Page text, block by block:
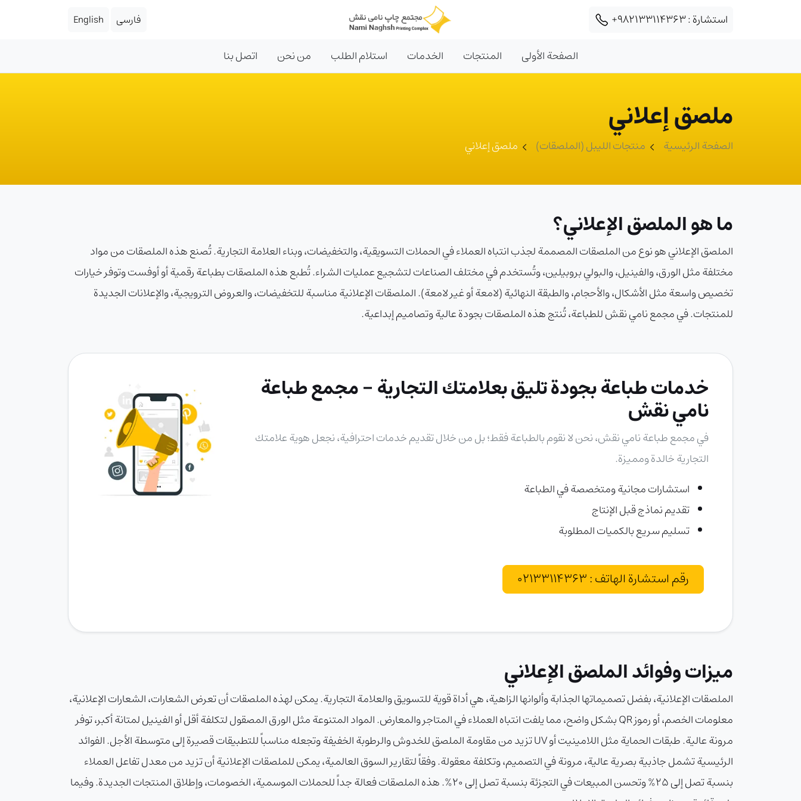
استشارة :+982133114363 فارسی English
الصفحة الأولى المنتجات الخدمات استلام الطلب من نحن اتصل بنا
ملصق إعلاني
الصفحة الرئيسية منتجات الليبل (الملصقات) ملصق إعلاني
ما هو الملصق الإعلاني؟
الملصق الإعلاني هو نوع من الملصقات المصممة لجذب انتباه العملاء في الحملات التسويقية، والتخفيضات، وبناء العلامة التجارية. تُصنع هذه الملصقات من مواد
مختلفة مثل الورق، والفينيل، والبولي بروبيلين، وتُستخدم في مختلف الصناعات لتشجيع عمليات الشراء. تُطبع هذه الملصقات بطباعة رقمية أو أوفست وتوفر خيارات
تخصيص واسعة مثل الأشكال، والأحجام، والطبقة النهائية (لامعة أو غير لامعة). الملصقات الإعلانية مناسبة للتخفيضات، والعروض الترويجية، والإعلانات الجديدة
للمنتجات. في مجمع نامي نقش للطباعة، تُنتج هذه الملصقات بجودة عالية وتصاميم إبداعية.
خدمات طباعة بجودة تليق بعلامتك التجارية - مجمع طباعة
نامي نقش
فيمجمع طباعة نامي نقش، نحن لا نقوم بالطباعة فقط؛ بل من خلال تقديم خدمات احترافية، نجعل هوية علامتك
التجارية خالدة ومميزة.
استشارات مجانية ومتخصصة في الطباعة
تقديم نماذج قبل الإنتاج
تسليم سريع بالكميات المطلوبة
رقم استشارة الهاتف : 02133114363
ميزات وفوائد الملصق الإعلاني
الملصقات الإعلانية، بفضل تصميماتها الجذابة وألوانها الزاهية، هي أداة قوية للتسويق والعلامة التجارية. يمكن لهذه الملصقات أن تعرض الشعارات، الشعارات الإعلانية،
معلومات الخصم، أو رموز QR بشكل واضح، مما يلفت انتباه العملاء في المتاجر والمعارض. المواد المتنوعة مثل الورق المصقول لتكلفة أقل أو الفينيل لمتانة أكبر، توفر
مرونة عالية. طبقات الحماية مثل اللامينيت أو UV تزيد من مقاومة الملصق للخدوش والرطوبة الخفيفة وتجعله مناسباً للتطبيقات قصيرة إلى متوسطة الأجل. الفوائد
الرئيسية تشمل جاذبية بصرية عالية، مرونة في التصميم، وتكلفة معقولة. وفقاً لتقارير السوق العالمية، يمكن للملصقات الإعلانية أن تزيد من معدل تفاعل العملاء
بنسبة تصل إلى 25% وتحسن المبيعات في التجزئة بنسبة تصل إلى 20%. هذه الملصقات فعالة جداً للحملات الموسمية، الخصومات، وإطلاق المنتجات الجديدة. وفيما